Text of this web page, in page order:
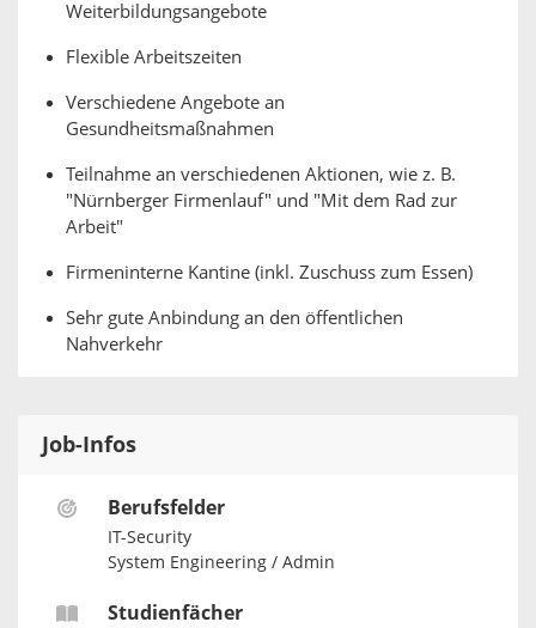
Weiterbildungsangebote
Flexible Arbeitszeiten
Verschiedene Angebote an
Gesundheitsmaßnahmen
Teilnahme an verschiedenen Aktionen, wie z. B.
"Nürnberger Firmenlauf" und "Mit dem Rad zur
Arbeit"
Firmeninterne Kantine (inkl. Zuschuss zum Essen)
Sehr gute Anbindung an den öffentlichen
Nahverkehr
Job-Infos
Berufsfelder
IT-Security
System Engineering / Admin
Studienfächer